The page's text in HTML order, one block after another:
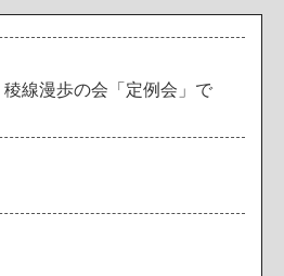
稜線漫歩の会「定例会」で